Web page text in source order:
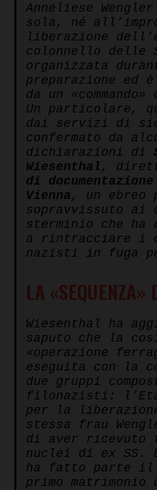
Anneliese
sola, né
liberazione
colonnello delle
organizzata
preparazione ed
da un
Un particolare,
dai servizi di
confermato da
dichiarazioni di
Wiesenthal ,
di
Vienna , un ebreo
sopravvissuto ai
sterminio che
a rintracciare i
nazisti in fuga
LA «SEQUENZA»
Wiesenthal ha
saputo che la
«operazione
eseguita con la
due gruppi
filonazisti:
per la
stessa frau
di aver ricevuto
nuclei di ex SS.
ha fatto parte
primo